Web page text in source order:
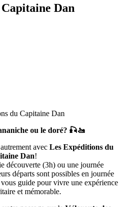
Dan
du Capitaine Dan
ou le doré? 🎣🚤
avec Les Expéditions du
Dan!
découverte (3h) ou une journée
départs sont possibles en journée
guide pour vivre une expérience
et mémorable.